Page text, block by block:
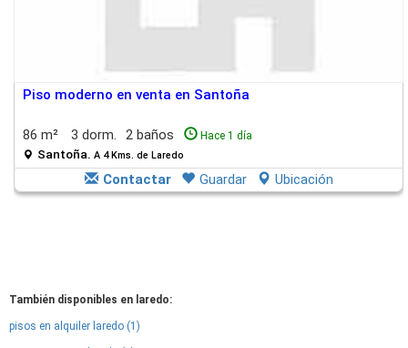
Piso moderno en venta en Santoña
86 m² 3 dorm. 2 baños Hace 1 día
Santoña. A 4 Kms. de Laredo
Contactar Guardar Ubicación
También disponibles en laredo:
pisos en alquiler laredo (1)